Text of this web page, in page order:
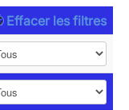
Effacer les filtres